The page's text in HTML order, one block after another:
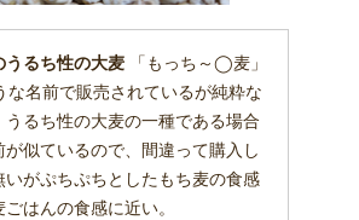
うるち性の大麦 「もっち～◯麦」
な名前で販売されているが純粋な
うるち性の大麦の一種である場合
似ているので、間違って購入し
がぷちぷちとしたもち麦の食感
はんの食感に近い。